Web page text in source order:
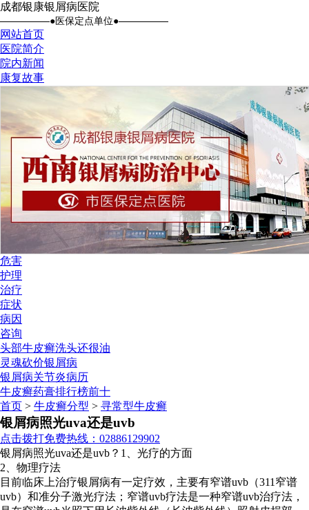
成都银康银屑病医院
●医保定点单位●
网站首页
医院简介
院内新闻
康复故事
危害
护理
治疗
症状
病因
咨询
头部牛皮癣洗头还很油
灵魂砍价银屑病
银屑病关节炎病历
牛皮癣药膏排行榜前十
首页 > 牛皮癣分型 > 寻常型牛皮癣
银屑病照光uva还是uvb
点击拨打免费热线：02886129902
银屑病照光uva还是uvb？1、光疗的方面
2、物理疗法
目前临床上治疗银屑病有一定疗效，主要有窄谱uvb（311窄谱
uvb）和准分子激光疗法；窄谱uvb疗法是一种窄谱uvb治疗法，